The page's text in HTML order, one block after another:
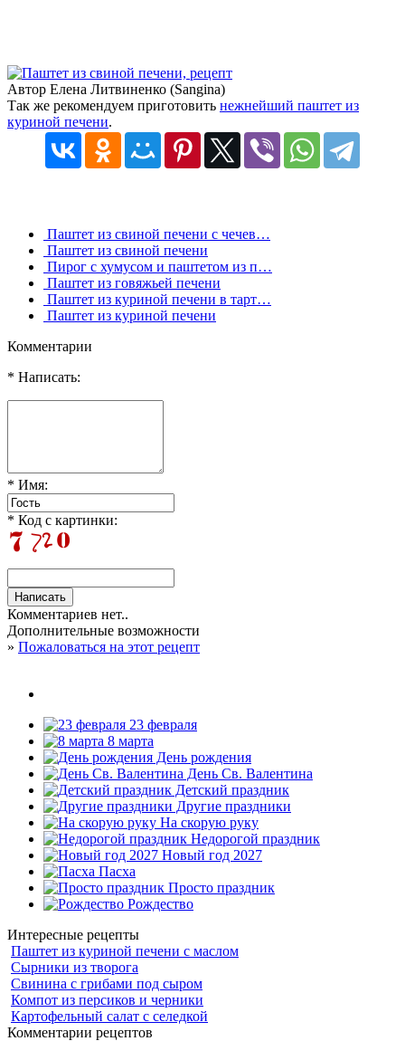
Автор Елена Литвиненко (Sangina)
Так же рекомендуем приготовить нежнейший паштет из
куриной печени.
Паштет из свиной печени с чечев…
Паштет из свиной печени
Пирог с хумусом и паштетом из п…
Паштет из говяжьей печени
Паштет из куриной печени в тарт…
Паштет из куриной печени
Комментарии
* Написать:
* Имя:
* Код с картинки:
Комментариев нет..
Дополнительные возможности
» Пожаловаться на этот рецепт
23 февраля
8 марта
День рождения
День Св. Валентина
Детский праздник
Другие праздники
На скорую руку
Недорогой праздник
Новый год 2027
Пасха
Просто праздник
Рождество
Интересные рецепты
Паштет из куриной печени с маслом
Сырники из творога
Свинина с грибами под сыром
Компот из персиков и черники
Картофельный салат с селедкой
Комментарии рецептов